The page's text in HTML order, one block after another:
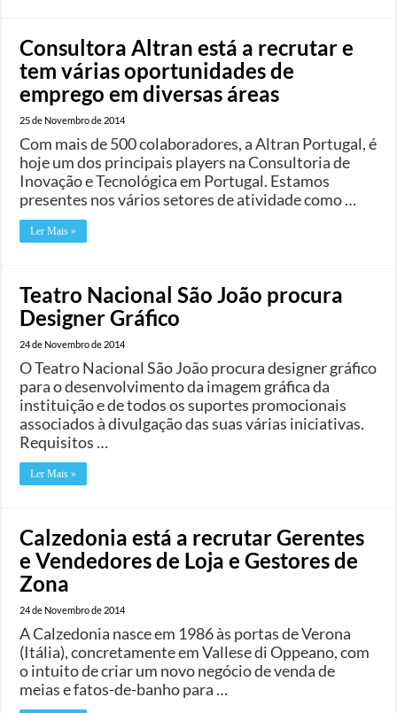
Consultora Altran está a recrutar e
tem várias oportunidades de
emprego em diversas áreas
25 de Novembro de 2014
Com mais de 500 colaboradores, a Altran Portugal, é
hoje um dos principais players na Consultoria de
Inovação e Tecnológica em Portugal. Estamos
presentes nos vários setores de atividade como …
Ler Mais »
Teatro Nacional São João procura
Designer Gráfico
24 de Novembro de 2014
O Teatro Nacional São João procura designer gráfico
para o desenvolvimento da imagem gráfica da
instituição e de todos os suportes promocionais
associados à divulgação das suas várias iniciativas.
Requisitos …
Ler Mais »
Calzedonia está a recrutar Gerentes
e Vendedores de Loja e Gestores de
Zona
24 de Novembro de 2014
A Calzedonia nasce em 1986 às portas de Verona
(Itália), concretamente em Vallese di Oppeano, com
o intuito de criar um novo negócio de venda de
meias e fatos-de-banho para …